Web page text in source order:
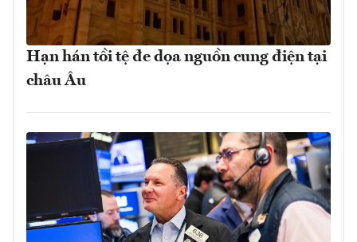
Hạn hán tồi tệ đe dọa nguồn cung điện tại
châu Âu